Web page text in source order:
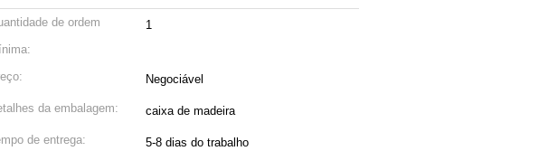
de ordem
1
Negociável
da embalagem: caixa de madeira
de entrega: 5-8 dias do trabalho